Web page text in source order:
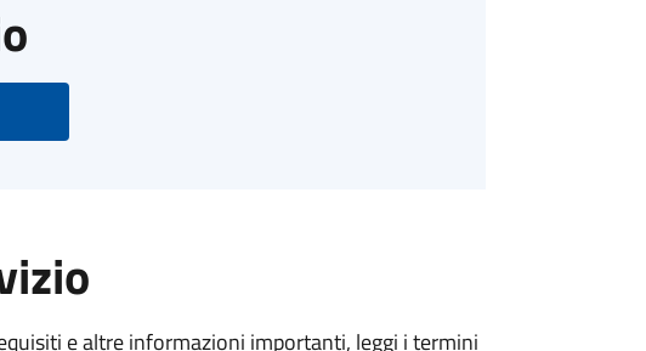
e altre informazioni importanti, leggi i termini